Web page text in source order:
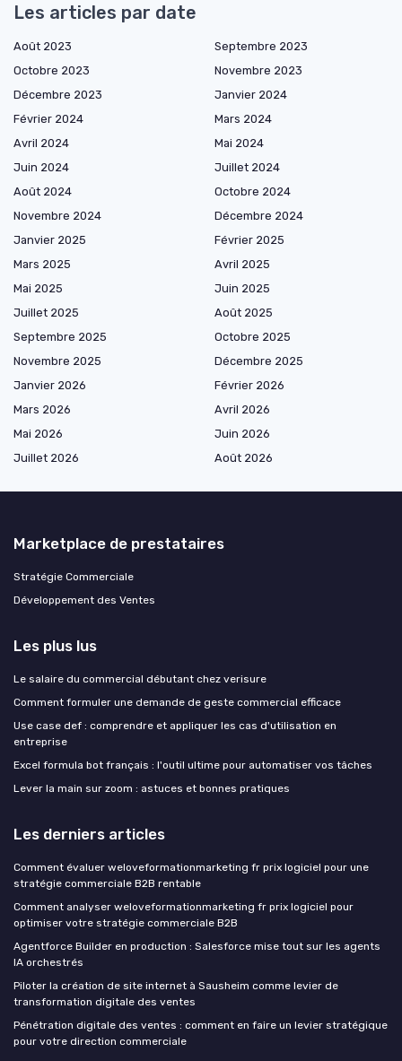
Les articles par date
Août 2023
Septembre 2023
Octobre 2023
Novembre 2023
Décembre 2023
Janvier 2024
Février 2024
Mars 2024
Avril 2024
Mai 2024
Juin 2024
Juillet 2024
Août 2024
Octobre 2024
Novembre 2024
Décembre 2024
Janvier 2025
Février 2025
Mars 2025
Avril 2025
Mai 2025
Juin 2025
Juillet 2025
Août 2025
Septembre 2025
Octobre 2025
Novembre 2025
Décembre 2025
Janvier 2026
Février 2026
Mars 2026
Avril 2026
Mai 2026
Juin 2026
Juillet 2026
Août 2026
Marketplace de prestataires
Stratégie Commerciale
Développement des Ventes
Les plus lus
Le salaire du commercial débutant chez verisure
Comment formuler une demande de geste commercial efficace
Use case def : comprendre et appliquer les cas d'utilisation en
entreprise
Excel formula bot français : l'outil ultime pour automatiser vos tâches
Lever la main sur zoom : astuces et bonnes pratiques
Les derniers articles
Comment évaluer weloveformationmarketing fr prix logiciel pour une
stratégie commerciale B2B rentable
Comment analyser weloveformationmarketing fr prix logiciel pour
optimiser votre stratégie commerciale B2B
Agentforce Builder en production : Salesforce mise tout sur les agents
IA orchestrés
Piloter la création de site internet à Sausheim comme levier de
transformation digitale des ventes
Pénétration digitale des ventes : comment en faire un levier stratégique
pour votre direction commerciale